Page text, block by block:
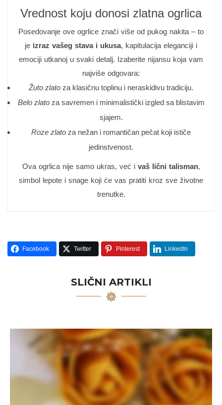
Vrednost koju donosi zlatna ogrlica
Posedovanje ove ogrlice znači više od pukog nakita – to
je izraz vašeg stava i ukusa, kapitulacija eleganciji i
emociji utkanoj u svaki detalj. Izaberite nijansu koja vam
najviše odgovara:
Žuto zlato za klasičnu toplinu i neraskidivu tradiciju.
Belo zlatoza savremen i minimalistički izgled sa blistavim
sjajem.
Roze zlato za nežan i romantičan pečat koji ističe
jedinstvenost.
Ova ogrlica nije samo ukras, već i vaš lični talisman,
simbol lepote i snage koji će vas pratiti kroz sve životne
trenutke.
Facebook Twitter Pinterest LinkedIn
SLIČNI ARTIKLI